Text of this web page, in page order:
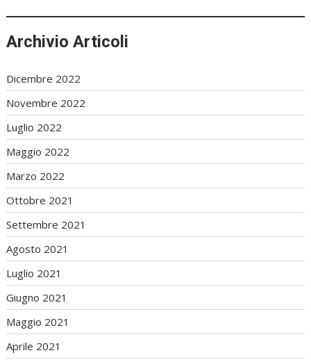
Archivio Articoli
Dicembre 2022
Novembre 2022
Luglio 2022
Maggio 2022
Marzo 2022
Ottobre 2021
Settembre 2021
Agosto 2021
Luglio 2021
Giugno 2021
Maggio 2021
Aprile 2021